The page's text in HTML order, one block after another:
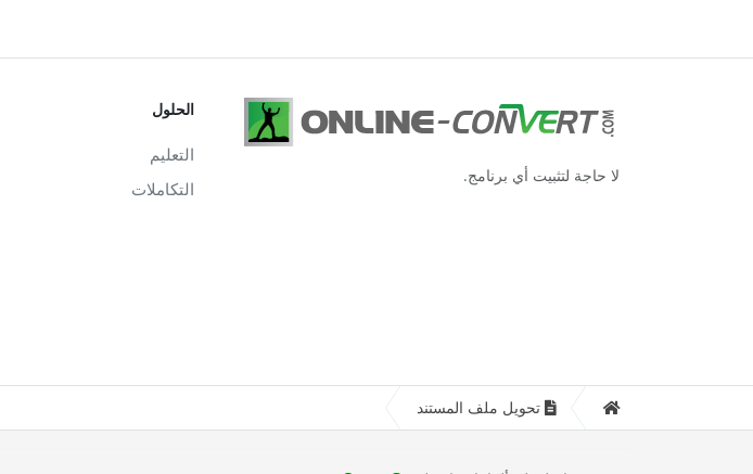
لا حاجة لتثبيت أي برنامج.
الحلول
التعليم
التكاملات
تحويل ملف المستند